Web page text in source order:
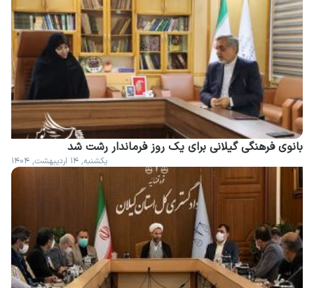
بانوی فرهنگی گیلانی برای یک روز فرماندار رشت شد
یکشنبه, ۱۴ اردیبهشت, ۱۴۰۴